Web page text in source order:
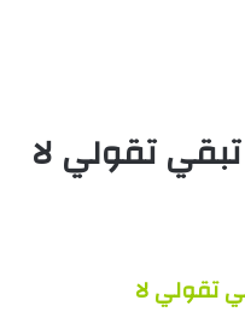
تقولي لا
تقولي لا